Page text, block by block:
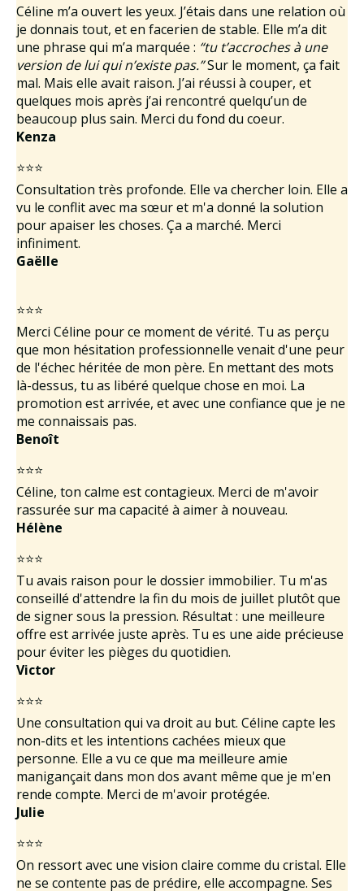
Céline m’a ouvert les yeux. J’étais dans une relation où
je donnais tout, et en facerien de stable. Elle m’a dit
une phrase qui m’a marquée : “tu t’accroches à une
version de lui qui n’existe pas.”Sur le moment, ça fait
mal. Mais elle avait raison. J’ai réussi à couper, et
quelques mois après j’ai rencontré quelqu’un de
beaucoup plus sain. Merci du fond du coeur.
Kenza
⭐⭐⭐
Consultation très profonde. Elle va chercher loin. Elle a
vu le conflit avec ma sœur et m'a donné la solution
pour apaiser les choses. Ça a marché. Merci
infiniment.
Gaëlle
⭐⭐⭐
Merci Céline pour ce moment de vérité. Tu as perçu
que mon hésitation professionnelle venait d'une peur
de l'échec héritée de mon père. En mettant des mots
là-dessus, tu as libéré quelque chose en moi. La
promotion est arrivée, et avec une confiance que je ne
me connaissais pas.
Benoît
⭐⭐⭐
Céline, ton calme est contagieux. Merci de m'avoir
rassurée sur ma capacité à aimer à nouveau.
Hélène
⭐⭐⭐
Tu avais raison pour le dossier immobilier. Tu m'as
conseillé d'attendre la fin du mois de juillet plutôt que
de signer sous la pression. Résultat : une meilleure
offre est arrivée juste après. Tu es une aide précieuse
pour éviter les pièges du quotidien.
Victor
⭐⭐⭐
Une consultation qui va droit au but. Céline capte les
non-dits et les intentions cachées mieux que
personne. Elle a vu ce que ma meilleure amie
manigançait dans mon dos avant même que je m'en
rende compte. Merci de m'avoir protégée.
Julie
⭐⭐⭐
On ressort avec une vision claire comme du cristal. Elle
ne se contente pas de prédire, elle accompagne. Ses